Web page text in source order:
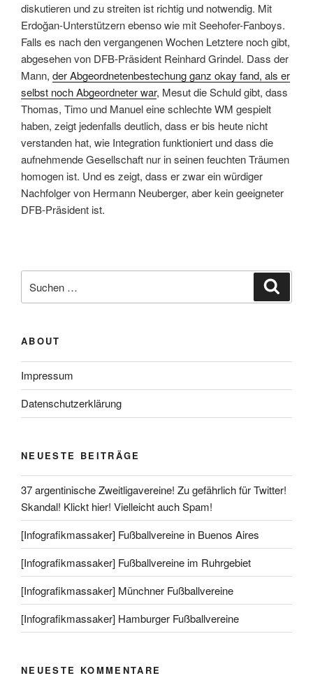
diskutieren und zu streiten ist richtig und notwendig. Mit
Erdoğan-Unterstützern ebenso wie mit Seehofer-Fanboys.
Falls es nach den vergangenen Wochen Letztere noch gibt,
abgesehen von DFB-Präsident Reinhard Grindel. Dass der
Mann, der Abgeordnetenbestechung ganz okay fand, als er
selbst noch Abgeordneter war, Mesut die Schuld gibt, dass
Thomas, Timo und Manuel eine schlechte WM gespielt
haben, zeigt jedenfalls deutlich, dass er bis heute nicht
verstanden hat, wie Integration funktioniert und dass die
aufnehmende Gesellschaft nur in seinen feuchten Träumen
homogen ist. Und es zeigt, dass er zwar ein würdiger
Nachfolger von Hermann Neuberger, aber kein geeigneter
DFB-Präsident ist.
nach:
ABOUT
Impressum
Datenschutzerklärung
NEUESTE BEITRÄGE
37 argentinische Zweitligavereine! Zu gefährlich für Twitter!
Skandal! Klickt hier! Vielleicht auch Spam!
[Infografikmassaker] Fußballvereine in Buenos Aires
[Infografikmassaker] Fußballvereine im Ruhrgebiet
[Infografikmassaker] Münchner Fußballvereine
[Infografikmassaker] Hamburger Fußballvereine
NEUESTE KOMMENTARE